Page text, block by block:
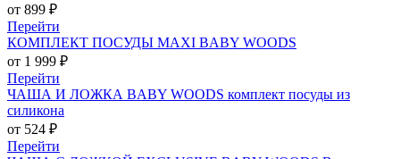
от 899 ₽
Перейти
КОМПЛЕКТ ПОСУДЫ MAXI BABY WOODS
от 1 999 ₽
Перейти
ЧАША И ЛОЖКА BABY WOODS комплект посуды из
силикона
от 524 ₽
Перейти